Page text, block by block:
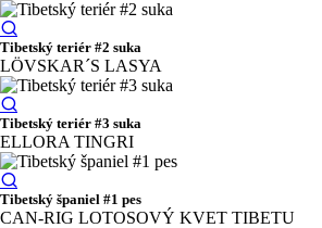
Tibetský teriér #2 suka
LÖVSKAR´S LASYA
Tibetský teriér #3 suka
ELLORA TINGRI
Tibetský španiel #1 pes
CAN-RIG LOTOSOVÝ KVET TIBETU